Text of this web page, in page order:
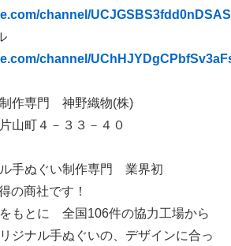
channel/
channel/
作専門 神野織物(株)
山町４－３３－４０
手ぬぐい制作専門 業界初
の商社です！
もとに 全国106件の協力工場から
ジナル手ぬぐいの、デザインに合っ